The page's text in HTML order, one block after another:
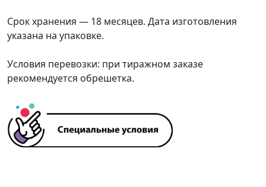
Срок хранения — 18 месяцев. Дата изготовления
указана на упаковке.
Условия перевозки: при тиражном заказе
рекомендуется обрешетка.